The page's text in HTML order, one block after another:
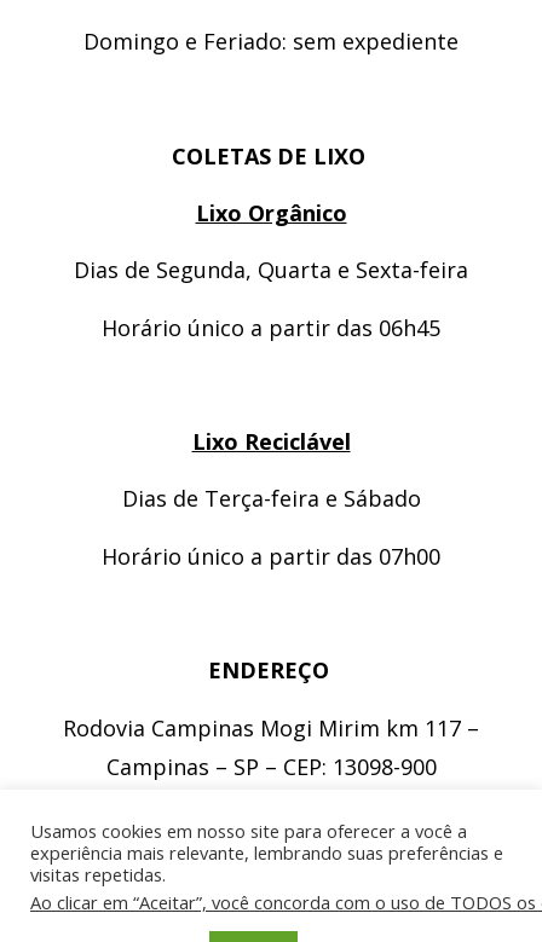
Domingo e Feriado: sem expediente
COLETAS DE LIXO
Lixo Orgânico
Dias de Segunda, Quarta e Sexta-feira
Horário único a partir das 06h45
Lixo Reciclável
Dias de Terça-feira e Sábado
Horário único a partir das 07h00
ENDEREÇO
Rodovia Campinas Mogi Mirim km 117 –
Campinas – SP – CEP: 13098-900
©2026 Sacres
DesenvolvimentoKLSOFT mobile systems•
Usamos cookies em nosso site para oferecer a você a
experiência mais relevante, lembrando suas preferências e
visitas repetidas.
Ao clicar em “Aceitar”, você concorda com o uso de TODOS os